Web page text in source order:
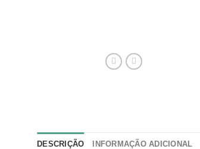
DESCRIÇÃO INFORMAÇÃO ADICIONAL